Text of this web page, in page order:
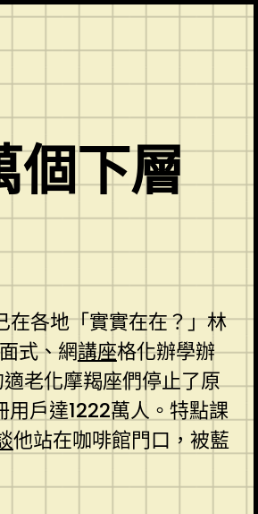
個下層
在各地「實實在在？」林
式、網講座格化辦學辦
老化摩羯座們停止了原
戶達1222萬人。特點課
他站在咖啡館門口，被藍